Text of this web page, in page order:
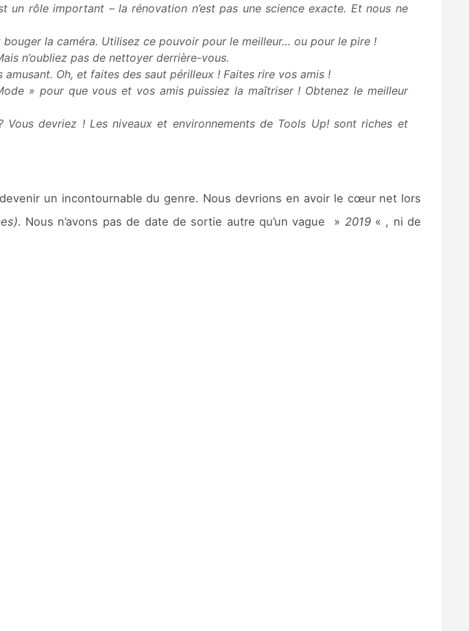
un rôle important – la rénovation n’est pas une science exacte. Et nous ne
la caméra. Utilisez ce pouvoir pour le meilleur… ou pour le pire !
n’oubliez pas de nettoyer derrière-vous.
Oh, et faites des saut périlleux ! Faites rire vos amis !
» pour que vous et vos amis puissiez la maîtriser ! Obtenez le meilleur
devriez ! Les niveaux et environnements de Tools Up! sont riches et
un incontournable du genre. Nous devrions en avoir le cœur net lors
. Nous n’avons pas de date de sortie autre qu’un vague » 2019« , ni de